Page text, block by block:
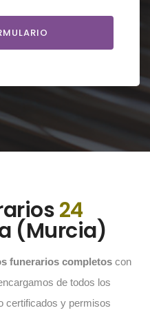
24
(Murcia)
funerarios completos con
de todos los
certificados y permisos